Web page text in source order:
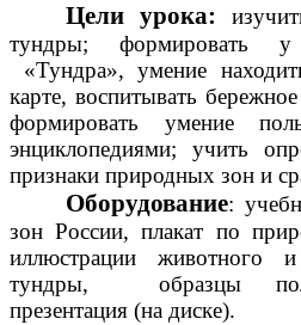
Цели урока:
тундры; формировать
«Тундра», умение
карте, воспитывать
формировать умение
энциклопедиями; учить
признаки природных зон и
Оборудование:
зон России, плакат по
иллюстрации животного
тундры, образцы
презентация (на диске).